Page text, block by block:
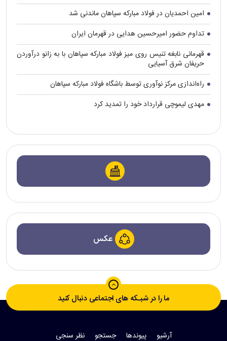
امین احمدیان در فولاد مبارکه سپاهان ماندنی شد
تداوم حضور امیرحسین هدایی در قهرمان ایران
قهرمانی نابغه تنیس روی میز فولاد مبارکه سپاهان با به زانو درآوردن
حریفان شرق آسیایی
راه‌اندازی مرکز نوآوری توسط باشگاه فولاد مبارکه سپاهان
مهدی لیموچی قرارداد خود را تمدید کرد
عکس
ما را در شبـکه های اجتماعی دنبال کنید
آرشیو پیوندها جستجو نظر سنجی